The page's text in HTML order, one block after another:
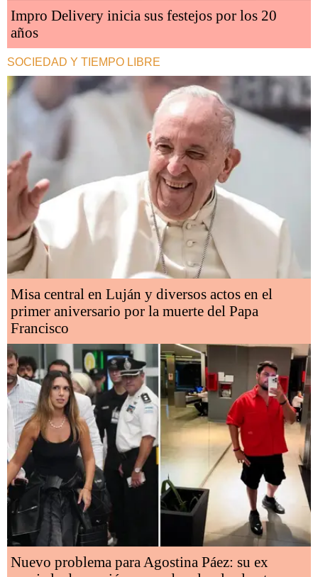
Impro Delivery inicia sus festejos por los 20
años
SOCIEDAD Y TIEMPO LIBRE
Misa central en Luján y diversos actos en el
primer aniversario por la muerte del Papa
Francisco
Nuevo problema para Agostina Páez: su ex